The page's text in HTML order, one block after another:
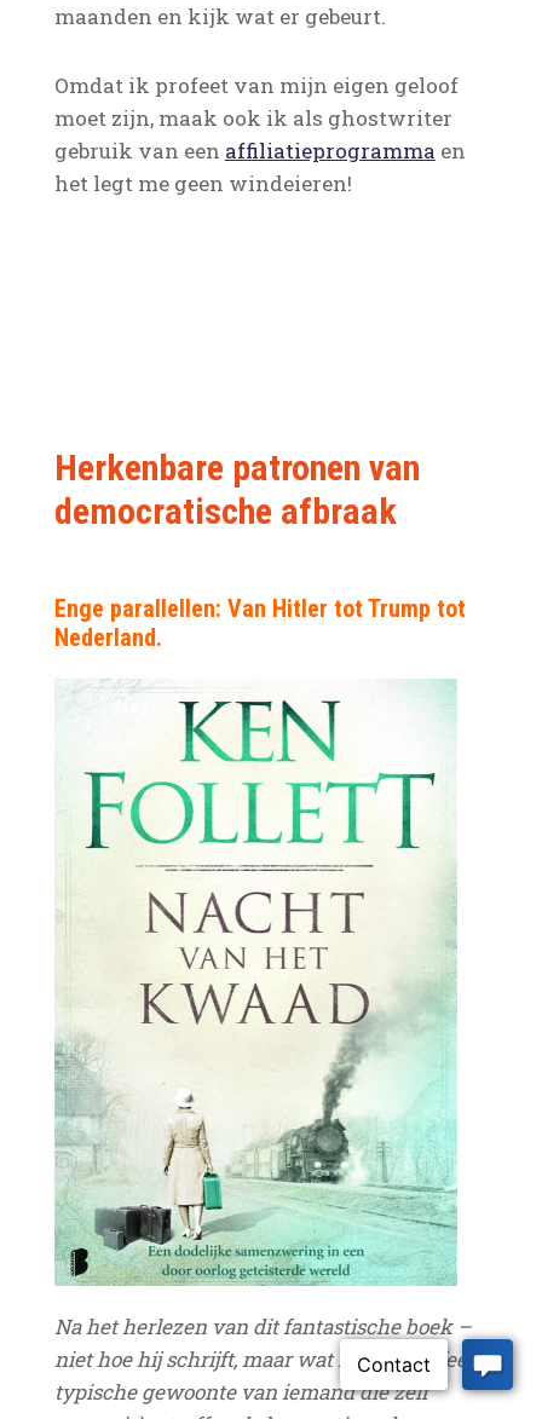
maanden en kijk wat er gebeurt.
Omdat ik profeet van mijn eigen geloof
moet zijn, maak ook ik als ghostwriter
gebruik van een affiliatieprogramma en
het legt me geen windeieren!
Herkenbare patronen van
democratische afbraak
Enge parallellen: Van Hitler tot Trump tot
Nederland.
Na het herlezen van dit fantastische boek –
niet hoe hij schrijft, maar wat hij schrijft (een
typische gewoonte van iemand die zelf